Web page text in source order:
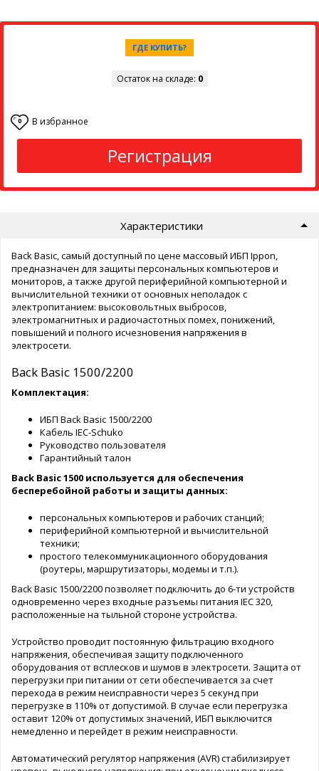
ГДЕ КУПИТЬ?
Остаток на складе: 0
0 В избранное
Регистрация
Характеристики
Back Basic, самый доступный по цене массовый ИБП Ippon,
предназначен для защиты персональных компьютеров и
мониторов, а также другой периферийной компьютерной и
вычислительной техники от основных неполадок с
электропитанием: высоковольтных выбросов,
электромагнитных и радиочастотных помех, понижений,
повышений и полного исчезновения напряжения в
электросети.
Back Basic 1500/2200
Комплектация:
ИБП Back Basic 1500/2200
Кабель IEC-Schuko
Руководство пользователя
Гарантийный талон
Back Basic 1500 используется для обеспечения
бесперебойной работы и защиты данных:
персональных компьютеров и рабочих станций;
периферийной компьютерной и вычислительной
техники;
простого телекоммуникационного оборудования
(роутеры, маршрутизаторы, модемы и т.п.).
Back Basic 1500/2200 позволяет подключить до 6-ти устройств
одновременно через входные разъемы питания IEC 320,
расположенные на тыльной стороне устройства.
Устройство проводит постоянную фильтрацию входного
напряжения, обеспечивая защиту подключенного
оборудования от всплесков и шумов в электросети. Защита от
перегрузки при питании от сети обеспечивается за счет
перехода в режим неисправности через 5 секунд при
перегрузке в 110% от допустимой. В случае если перегрузка
оставит 120% от допустимых значений, ИБП выключится
немедленно и перейдет в режим неисправности.
Автоматический регулятор напряжения (AVR) стабилизирует